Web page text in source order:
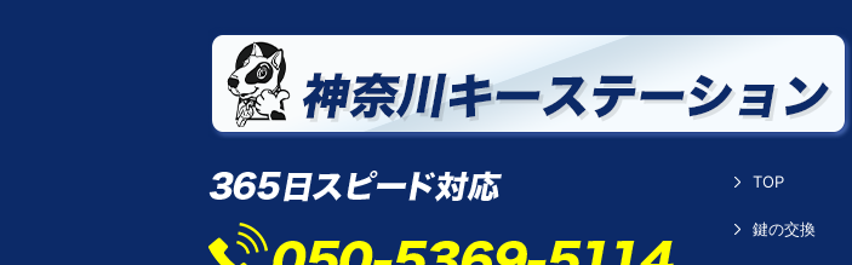
TOP
鍵の交換